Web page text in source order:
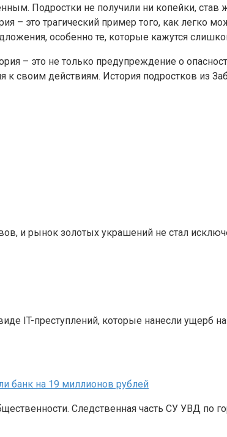
Подростки не получили ни копейки, став
это трагический пример того, как легко
особенно те, которые кажутся
– это не только предупреждение о
своим действиям. История подростков из
и рынок золотых украшений не стал
IT-преступлений, которые нанесли ущерб
банк на 19 миллионов рублей
Следственная часть СУ УВД по